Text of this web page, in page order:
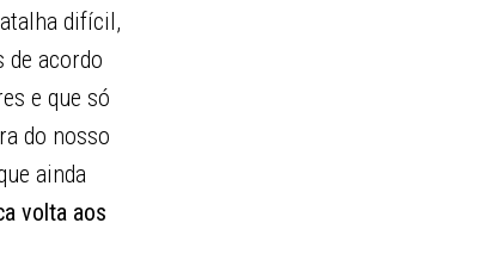
difícil,
de acordo
e que só
do nosso
ainda
volta aos